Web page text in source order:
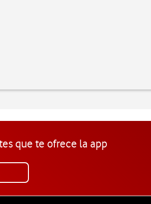
que te ofrece la app